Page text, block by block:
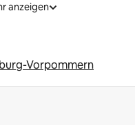
anzeigen
Vorpommern